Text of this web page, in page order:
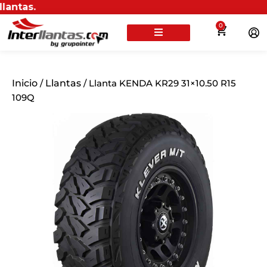
0
Inicio / Llantas / Llanta KENDA KR29 31×10.50 R15
109Q